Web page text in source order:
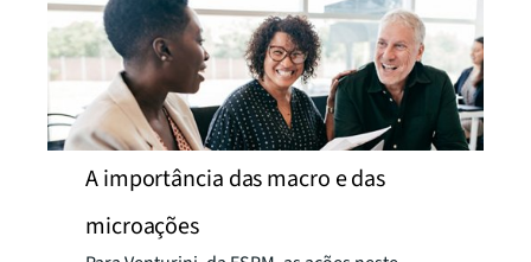
A importância das macro e das
microações